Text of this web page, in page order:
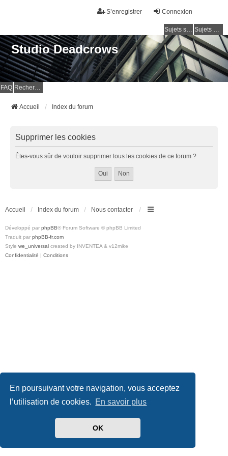
En poursuivant votre navigation, vous acceptez
l’utilisation de cookies. En savoir plus
OK
Connexion
S’enregistrer
Sujets sans réponse Sujets actifs
Studio Deadcrows
FAQ Rechercher
Accueil Index du forum
Supprimer les cookies
Êtes-vous sûr de vouloir supprimer tous les cookies de ce forum ?
Accueil Index du forum Nous contacter
Développé par phpBB® Forum Software © phpBB Limited
Traduit par phpBB-fr.com
Style we_universal created by INVENTEA & v12mike
Confidentialité | Conditions